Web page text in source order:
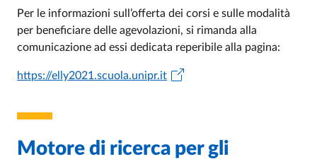
Per le informazioni sull’offerta dei corsi e sulle modalità
per beneficiare delle agevolazioni, si rimanda alla
comunicazione ad essi dedicata reperibile alla pagina:
https://elly2021.scuola.unipr.it
Motore di ricerca per gli